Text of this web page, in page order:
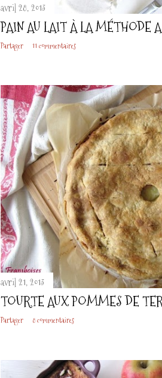
avril 28, 2013
PAIN AU LAIT À LA MÉTHODE
Partager 11 commentaires
avril 21, 2013
TOURTE AUX POMMES DE
Partager 8 commentaires